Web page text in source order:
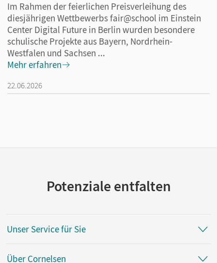
Im Rahmen der feierlichen Preisverleihung des
diesjährigen Wettbewerbs fair@school im Einstein
Center Digital Future in Berlin wurden besondere
schulische Projekte aus Bayern, Nordrhein-
Westfalen und Sachsen ...
Mehr erfahren
22.06.2026
Potenziale entfalten
Unser Service für Sie
Über Cornelsen